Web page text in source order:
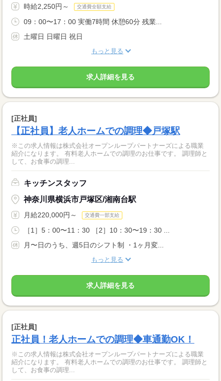
時給2,250円～ 交通費全額支給
09：00〜17：00 実働7時間 休憩60分 残業...
土曜日 日曜日 祝日
もっと見る
求人詳細を見る
[正社員]
【正社員】老人ホームでの調理◆戸塚駅
※この求人情報は株式会社オープンループパートナーズによる職業
紹介になります。 有料老人ホームでの調理のお仕事です。 調理師と
して、お食事の調理...
キッチンスタッフ
神奈川県横浜市戸塚区/湘南台駅
月給220,000円～ 交通費一部支給
［1］5：00〜11：30 ［2］10：30〜19：30 ...
月〜日のうち、週5日のシフト制 ・1ヶ月変...
もっと見る
求人詳細を見る
[正社員]
正社員！老人ホームでの調理◆車通勤OK！
※この求人情報は株式会社オープンループパートナーズによる職業
紹介になります。 有料老人ホームでの調理のお仕事です。 調理師と
して、お食事の調理...